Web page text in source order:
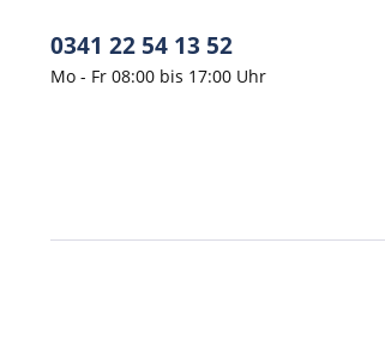
0341 22 54 13 52
Mo - Fr 08:00 bis 17:00 Uhr